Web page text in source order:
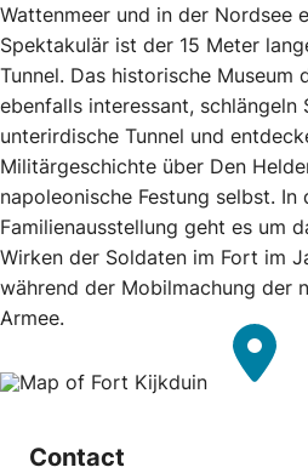
Wattenmeer und in der Nordsee
Spektakulär ist der 15 Meter
Tunnel. Das historische Museum
ebenfalls interessant, schlängeln
unterirdische Tunnel und
Militärgeschichte über Den
napoleonische Festung selbst. In
Familienausstellung geht es um
Wirken der Soldaten im Fort im
während der Mobilmachung der
Armee.
Contact